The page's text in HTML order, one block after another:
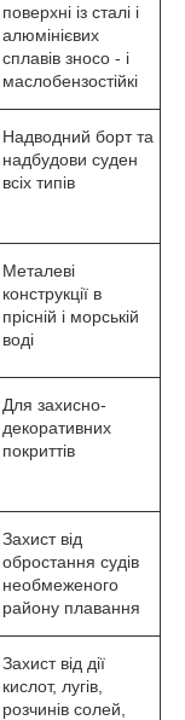
поверхні із сталі і
алюмінієвих
сплавів зносо - і
маслобензостійкі
Надводний борт та
надбудови суден
всіх типів
Металеві
конструкції в
прісній і морській
воді
Для захисно-
декоративних
покриттів
Захист від
обростання судів
необмеженого
району плавання
Захист від дії
кислот, лугів,
розчинів солей,